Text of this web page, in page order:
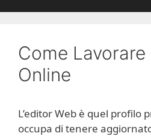
Come Lavorare
Online
L’editor Web è quel profilo
occupa di tenere